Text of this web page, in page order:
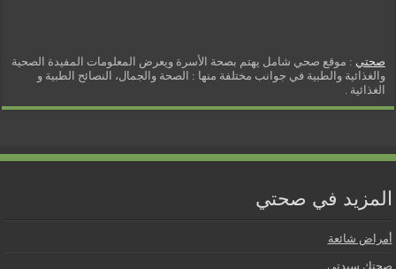
صحتي : موقع صحي شامل يهتم بصحة الأسرة ويعرض المعلومات المفيدة الصحية
والغذائية والطبية في جوانب مختلفة منها : الصحة والجمال، النصائح الطبية و
الغذائية .
المزيد في صحتي
أمراض شائعة
صحتك سيدتي